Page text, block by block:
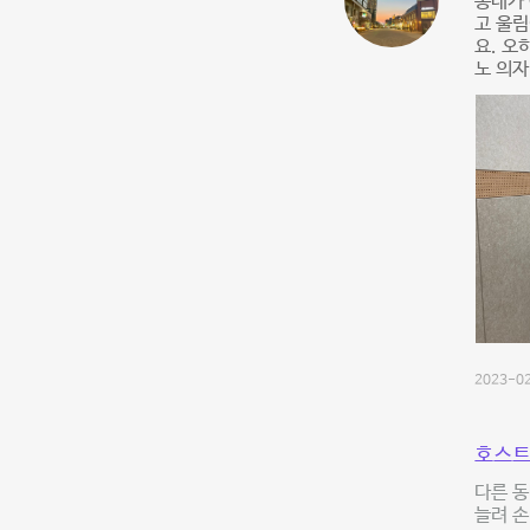
고 울
요. 오
노 의
2023-
호스
다른
늘려